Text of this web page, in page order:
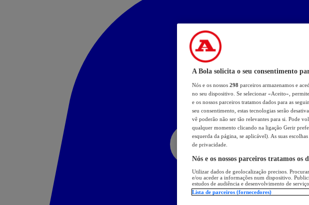
A Bola solicita o seu consentimento
Nós e os nossos 298 parceiros armazenamos e
no seu dispositivo. Se selecionar «Aceito»,
e os nossos parceiros tratamos dados para as
seu consentimento, estas tecnologias serão
vê poderão não ser tão relevantes para si. Pode
qualquer momento clicando na ligação Gerir
esquerda da página, se aplicável). As suas
de privacidade.
Nós e os nossos parceiros tratamos os
Utilizar dados de geolocalização precisos.
e/ou aceder a informações num dispositivo.
estudos de audiência e desenvolvimento de
Lista de parceiros (fornecedores)